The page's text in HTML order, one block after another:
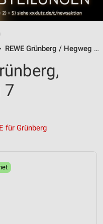
REWE Grünberg / Hegweg 7 - Öffnungszeiten & Adresse
7
für Grünberg